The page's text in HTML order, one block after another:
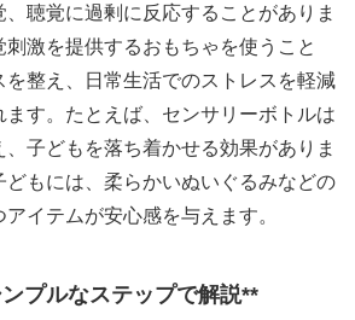
、聴覚に過剰に反応することがありま
激を提供するおもちゃを使うこと
を整え、日常生活でのストレスを軽減
す。たとえば、センサリーボトルは
子どもを落ち着かせる効果がありま
どもには、柔らかいぬいぐるみなどの
イテムが安心感を与えます。
プルなステップで解説**